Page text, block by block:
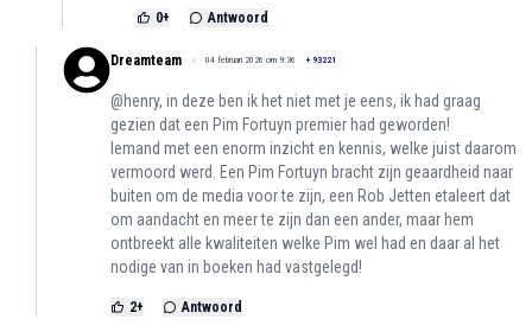
0+ Antwoord
Dreamteam 04 februari 2026 om 9:36 + 93221
@henry, in deze ben ik het niet met je eens, ik had graag
gezien dat een Pim Fortuyn premier had geworden!
Iemand met een enorm inzicht en kennis, welke juist daarom
vermoord werd. Een Pim Fortuyn bracht zijn geaardheid naar
buiten om de media voor te zijn, een Rob Jetten etaleert dat
om aandacht en meer te zijn dan een ander, maar hem
ontbreekt alle kwaliteiten welke Pim wel had en daar al het
nodige van in boeken had vastgelegd!
2+ Antwoord